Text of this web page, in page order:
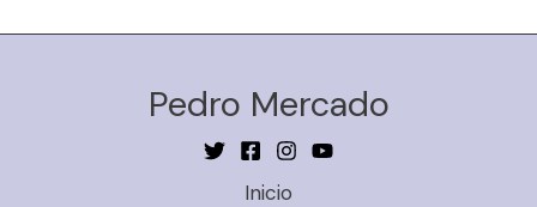
Pedro Mercado
Inicio